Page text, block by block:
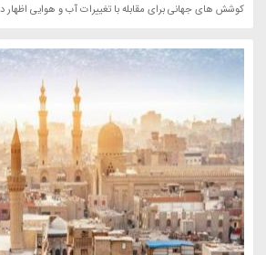
کوشش های جهانی برای مقابله با تغییرات آب و هوایی